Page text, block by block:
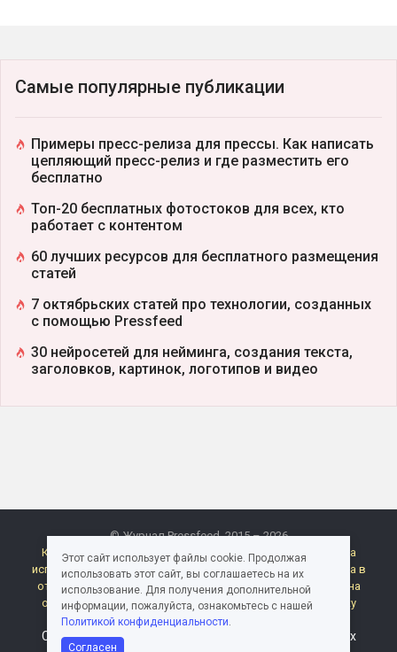
Самые популярные публикации
Примеры пресс-релиза для прессы. Как написать
цепляющий пресс-релиз и где разместить его
бесплатно
Топ-20 бесплатных фотостоков для всех, кто
работает с контентом
60 лучших ресурсов для бесплатного размещения
статей
7 октябрьских статей про технологии, созданных
с помощью Pressfeed
30 нейросетей для нейминга, создания текста,
заголовков, картинок, логотипов и видео
© Журнал Pressfeed. 2015 – 2026
Карта сайта
Правила публикации
Правила
использования материалов Pressfeed.Журнала
Политика в
отношении обработки персональных данных
Согласие на
обработку персональных данных
Согласие на рассылку
электронных сообщений
Следите за миром медиа и пиара в каналах и группах
Этот сайт использует файлы cookie. Продолжая
использовать этот сайт, вы соглашаетесь на их
использование. Для получения дополнительной
информации, пожалуйста, ознакомьтесь с нашей
Политикой конфиденциальности.
Согласен